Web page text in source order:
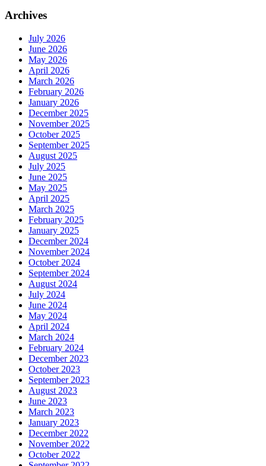
Archives
July 2026
June 2026
May 2026
April 2026
March 2026
February 2026
January 2026
December 2025
November 2025
October 2025
September 2025
August 2025
July 2025
June 2025
May 2025
April 2025
March 2025
February 2025
January 2025
December 2024
November 2024
October 2024
September 2024
August 2024
July 2024
June 2024
May 2024
April 2024
March 2024
February 2024
December 2023
October 2023
September 2023
August 2023
June 2023
March 2023
January 2023
December 2022
November 2022
October 2022